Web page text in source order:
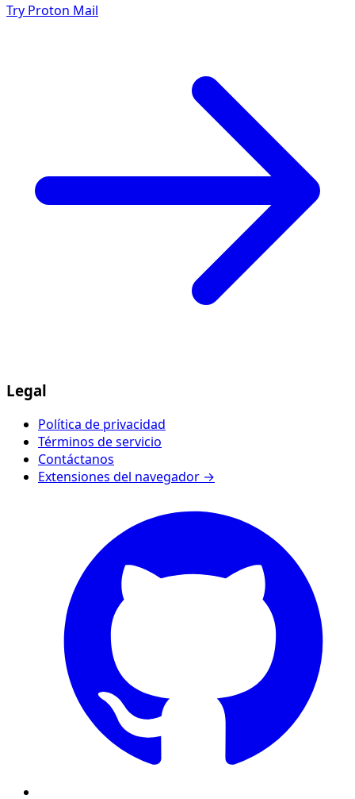
Try Proton Mail
Legal
Política de privacidad
Términos de servicio
Contáctanos
Extensiones del navegador →